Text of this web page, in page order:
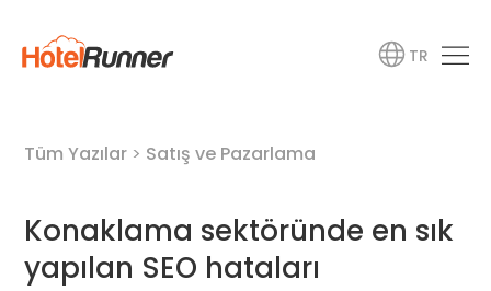
TR
Tüm Yazılar > Satış ve Pazarlama
Konaklama sektöründe en sık
yapılan SEO hataları